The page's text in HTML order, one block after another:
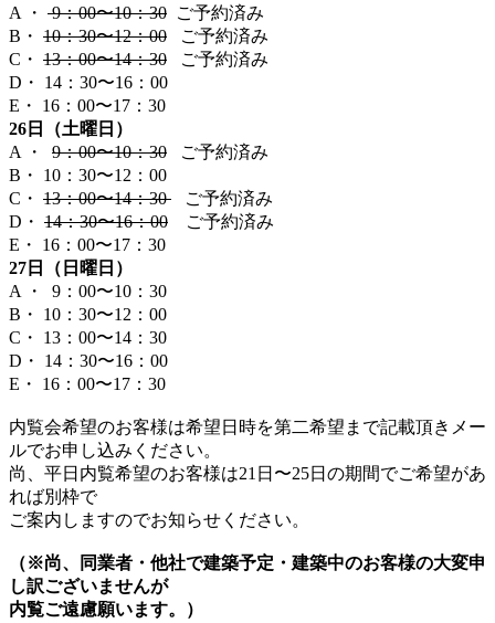
A ・ 9：00〜10：30 ご予約済み
B・ 10：30〜12：00 ご予約済み
C・ 13：00〜14：30 ご予約済み
D・ 14：30〜16：00
E・ 16：00〜17：30
26日（土曜日）
A ・ 9：00〜10：30 ご予約済み
B・ 10：30〜12：00
C・ 13：00〜14：30 ご予約済み
D・ 14：30〜16：00 ご予約済み
E・ 16：00〜17：30
27日（日曜日）
A ・ 9：00〜10：30
B・ 10：30〜12：00
C・ 13：00〜14：30
D・ 14：30〜16：00
E・ 16：00〜17：30
内覧会希望のお客様は希望日時を第二希望まで記載頂きメー
ルでお申し込みください。
尚、平日内覧希望のお客様は21日〜25日の期間でご希望があ
れば別枠で
ご案内しますのでお知らせください。
（※尚、同業者・他社で建築予定・建築中のお客様の大変申
し訳ございませんが
内覧ご遠慮願います。）